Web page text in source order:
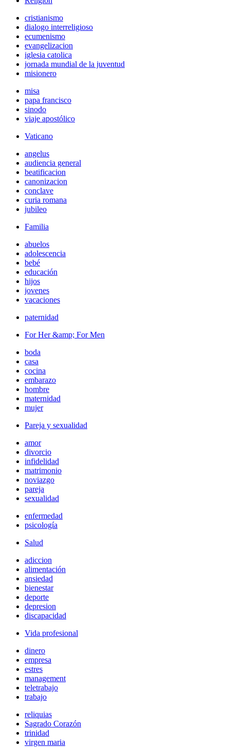
cristianismo
dialogo interreligioso
ecumenismo
evangelizacion
iglesia catolica
jornada mundial de la juventud
misionero
misa
papa francisco
sinodo
viaje apostólico
Vaticano
angelus
audiencia general
beatificacion
canonizacion
conclave
curia romana
jubileo
Familia
abuelos
adolescencia
bebé
educación
hijos
jovenes
vacaciones
paternidad
For Her &amp; For Men
boda
casa
cocina
embarazo
hombre
maternidad
mujer
Pareja y sexualidad
amor
divorcio
infidelidad
matrimonio
noviazgo
pareja
sexualidad
enfermedad
psicología
Salud
adiccion
alimentación
ansiedad
bienestar
deporte
depresion
discapacidad
Vida profesional
dinero
empresa
estres
management
teletrabajo
trabajo
reliquias
Sagrado Corazón
trinidad
virgen maria